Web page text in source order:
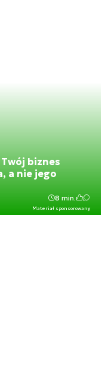
biznes
a nie jego
Materiał sponsorowany
8 min.